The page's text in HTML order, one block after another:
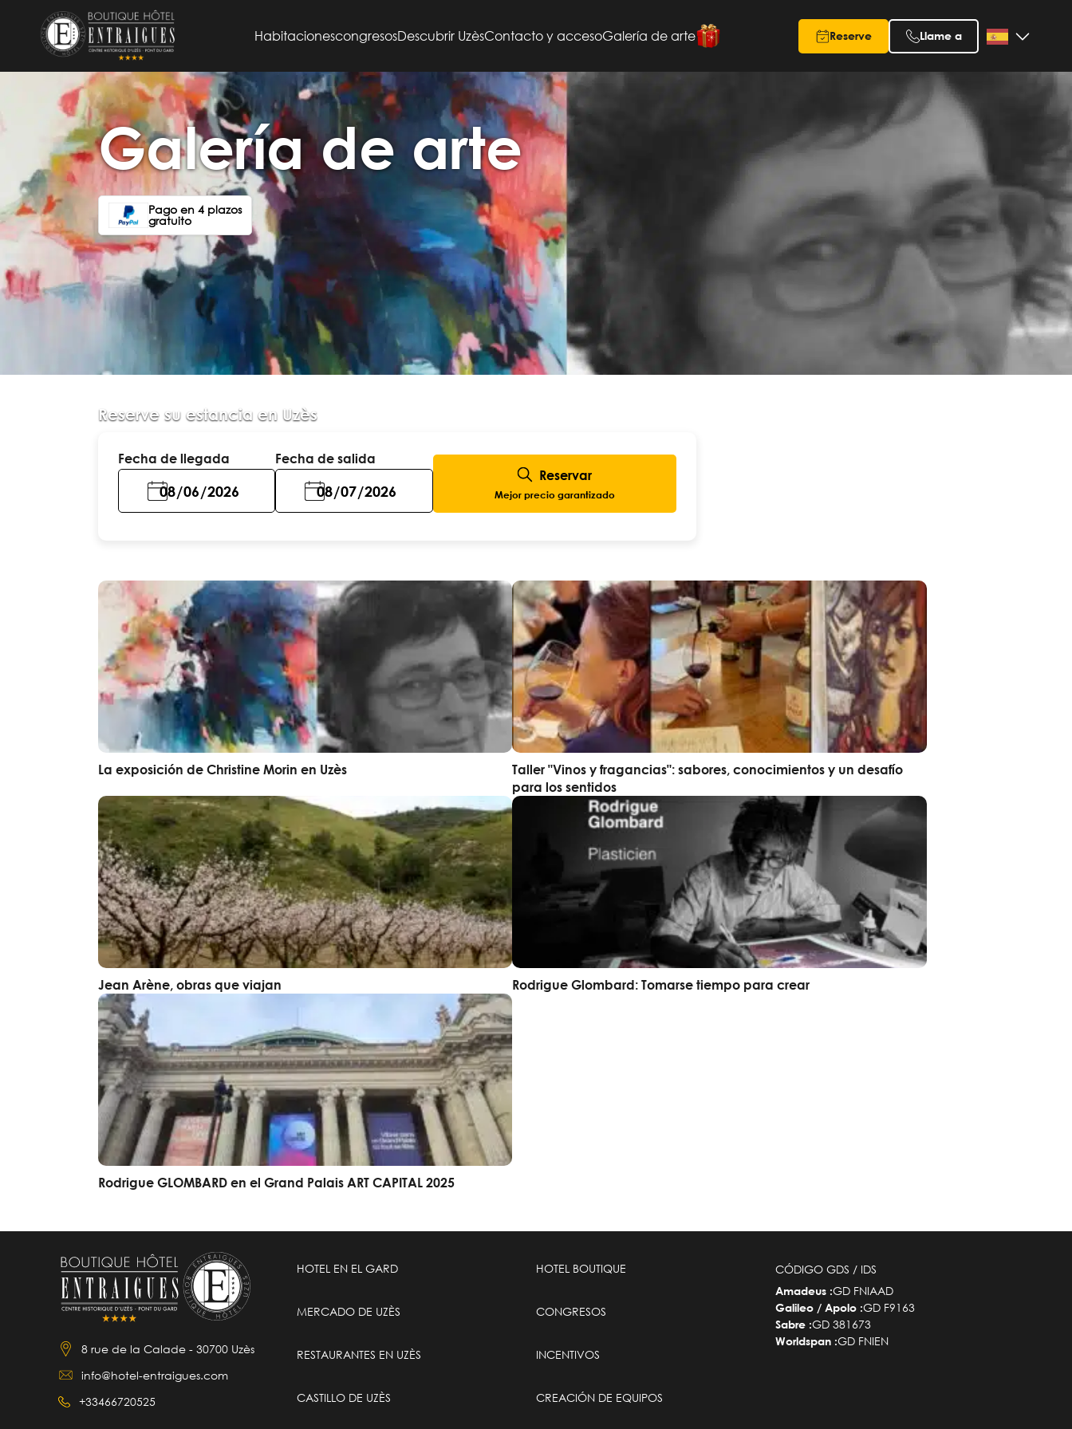
HabitacionescongresosDescubrir UzèsContacto y accesoGalería de arte Reserve Llame a
Galería de arte
Pago en 4 plazos
gratuito
Reserve su estancia en Uzès
Fecha de llegada
Fecha de salida
Reservar
Mejor precio garantizado
La exposición de Christine Morin en Uzès
Taller "Vinos y fragancias": sabores, conocimientos y un desafío
para los sentidos
Jean Arène, obras que viajan Rodrigue Glombard: Tomarse tiempo para crear
Rodrigue GLOMBARD en el Grand Palais ART CAPITAL 2025
8 rue de la Calade - 30700 Uzès
info@hotel-entraigues.com
+33466720525
HOTEL EN EL GARD
MERCADO DE UZÈS
RESTAURANTES EN UZÈS
CASTILLO DE UZÈS
HOTEL BOUTIQUE
CONGRESOS
INCENTIVOS
CREACIÓN DE EQUIPOS
CÓDIGO GDS / IDS
Amadeus :GD FNIAAD
Galileo / Apolo :GD F9163
Sabre :GD 381673
Worldspan :GD FNIEN